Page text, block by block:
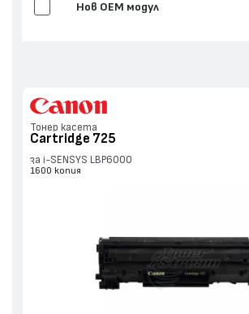
Нов ОЕМ модул
Тонер касета
Cartridge 725
за i-SENSYS LBP6000
1600 копия